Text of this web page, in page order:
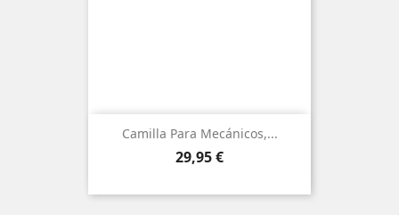
Camilla Para Mecánicos,...
Precio
29,95 €